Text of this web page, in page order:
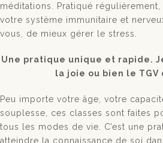
méditations. Pratiqué
votre système immunitaire et
vous, de mieux gérer le stress.
Une pratique unique et rapide.
la joie ou bien le TGV
Peu importe votre âge, votre
souplesse, ces classes sont faites
tous les modes de vie. C’est une
atteindre la connaissance de soi